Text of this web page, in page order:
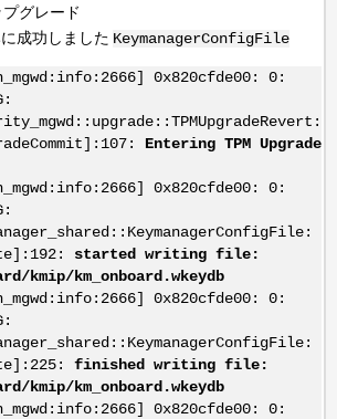
グレード
成功しました KeymanagerConfigFile
0x820cfde00: 0:
Entering TPM Upgrade
0x820cfde00: 0:
started writing file:
kmip/km_onboard.wkeydb
0x820cfde00: 0:
finished writing file:
kmip/km_onboard.wkeydb
0x820cfde00: 0: